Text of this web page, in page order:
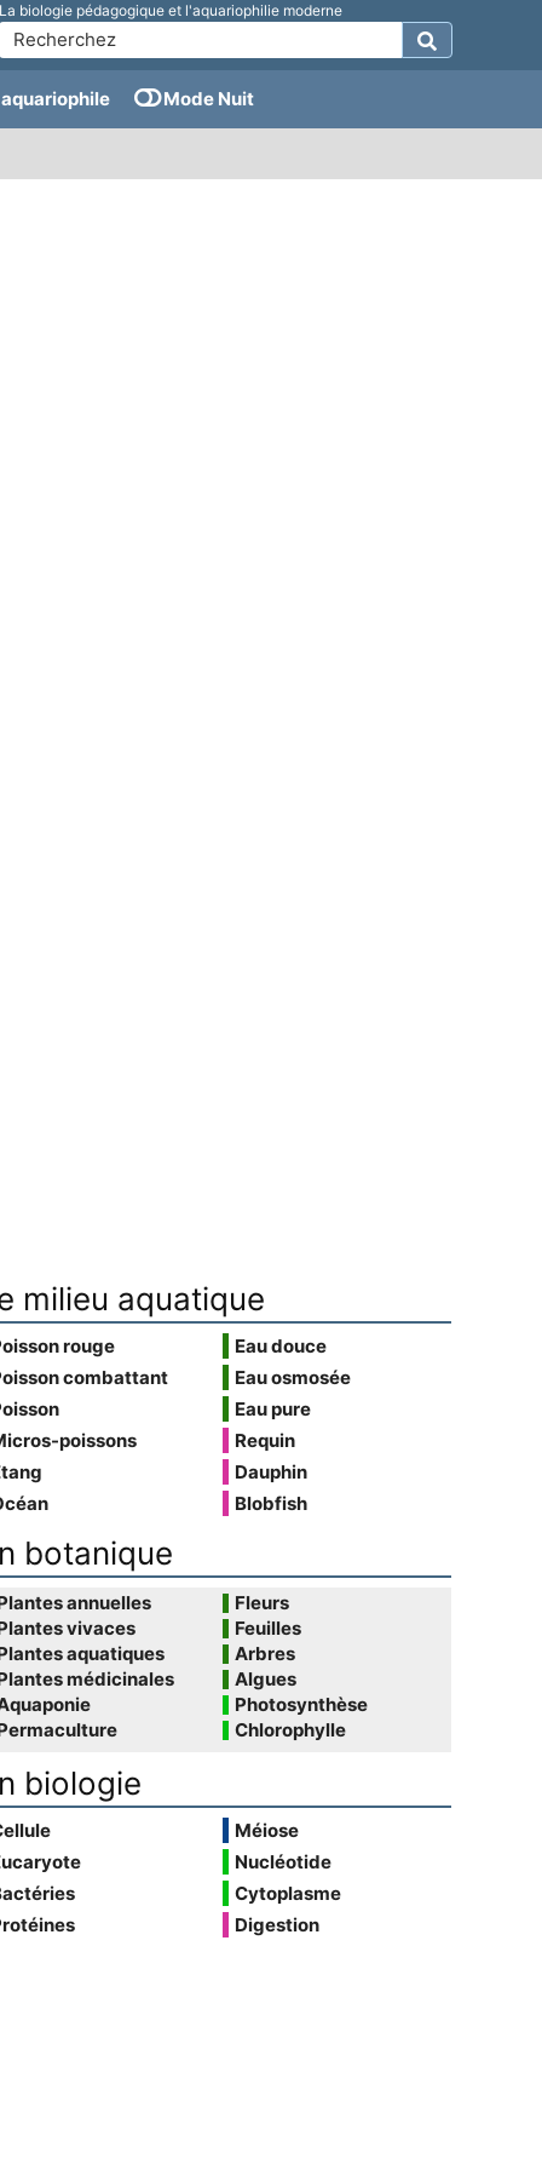
La biologie pédagogique et l'aquariophilie moderne
Mode Nuit
milieu aquatique
rouge
combattant
poissons
Eau douce
Eau osmosée
Eau pure
Requin
Dauphin
Blobfish
botanique
annuelles
vivaces
aquatiques
médicinales
Fleurs
Feuilles
Arbres
Algues
Photosynthèse
Chlorophylle
biologie
Méiose
Nucléotide
Cytoplasme
Digestion